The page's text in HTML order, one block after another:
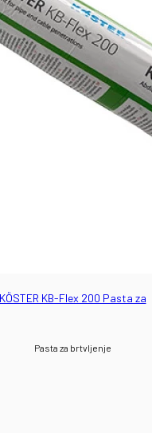
KÖSTER KB-Flex 200 Pasta za
Pasta za brtvljenje